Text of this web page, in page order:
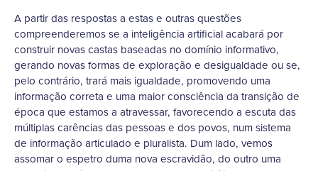
A partir das respostas a estas e outras questões
compreenderemos se a inteligência artificial acabará por
construir novas castas baseadas no domínio informativo,
gerando novas formas de exploração e desigualdade ou se,
pelo contrário, trará mais igualdade, promovendo uma
informação correta e uma maior consciência da transição de
época que estamos a atravessar, favorecendo a escuta das
múltiplas carências das pessoas e dos povos, num sistema
de informação articulado e pluralista. Dum lado, vemos
assomar o espetro duma nova escravidão, do outro uma